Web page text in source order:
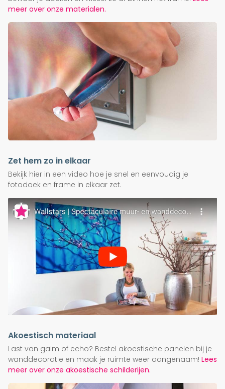
meer over onze materialen.
Zet hem zo in elkaar
Bekijk hier in een video hoe je snel en eenvoudig je
fotodoek en frame in elkaar zet.
Akoestisch materiaal
Last van galm of echo? Bestel akoestische panelen bij je
wanddecoratie en maak je ruimte weer aangenaam! Lees
meer over onze akoestische schilderijen.